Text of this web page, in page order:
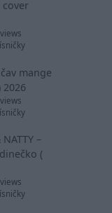
cover
views
mange
2026
views
–
(
views